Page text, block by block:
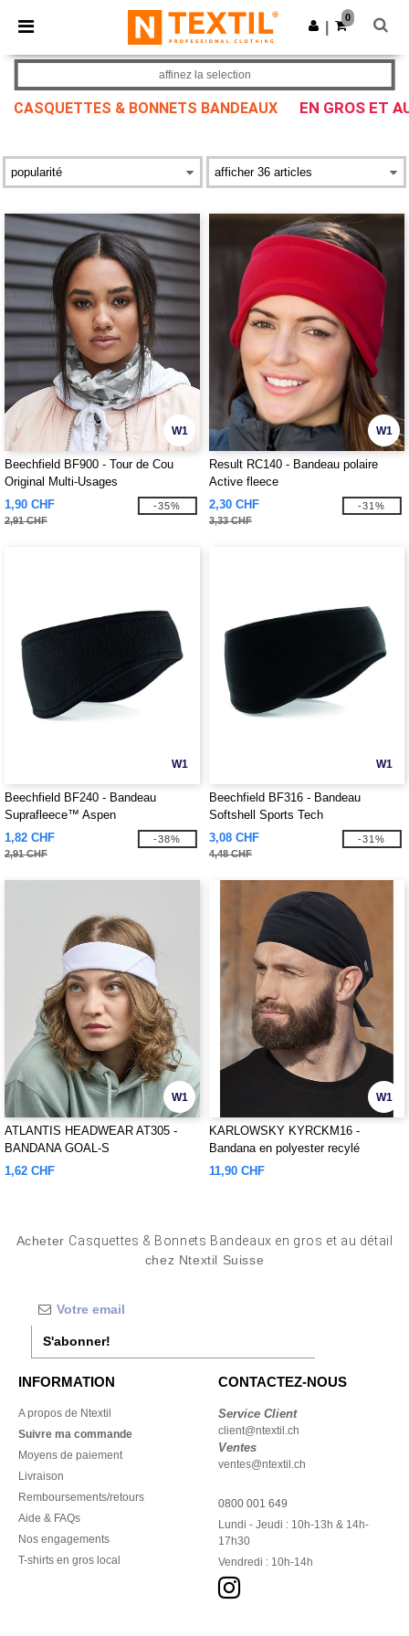
× Appli Ntextil
Meilleurs prix sur l’app !
Obtenir l'appli
0
CASQUETTES & BONNETS BANDEAUX EN GROS ET
affinez la selection
W1
Beechfield BF900 - Tour de Cou
Original Multi-Usages
1,90 CHF
2,91 CHF
-35%
W1
Result RC140 - Bandeau polaire
Active fleece
2,30 CHF
3,33 CHF
-31%
W1
Beechfield BF240 - Bandeau
Suprafleece™ Aspen
1,82 CHF
2,91 CHF
-38%
W1
Beechfield BF316 - Bandeau
Softshell Sports Tech
3,08 CHF
4,48 CHF
-31%
W1
ATLANTIS HEADWEAR AT305 -
BANDANA GOAL-S
1,62 CHF
W1
KARLOWSKY KYRCKM16 -
Bandana en polyester recylé
11,90 CHF
Acheter Casquettes & Bonnets Bandeaux en gros et au détail
chez Ntextil Suisse
S'abonner!
INFORMATION
A propos de Ntextil
Suivre ma commande
Moyens de paiement
Livraison
Remboursements/retours
Aide & FAQs
Nos engagements
T-shirts en gros local
CONTACTEZ-NOUS
Service Client
client@ntextil.ch
Ventes
ventes@ntextil.ch
0800 001 649
Lundi - Jeudi : 10h-13h & 14h-
17h30
Vendredi : 10h-14h